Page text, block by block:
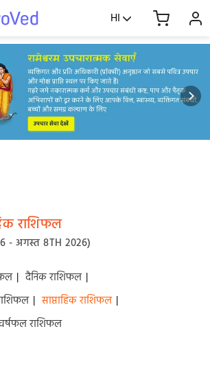
HI
राशिफल
- अगस्त 8TH 2026)
| दैनिक राशिफल |
| साप्ताहिक राशिफल |
राशिफल